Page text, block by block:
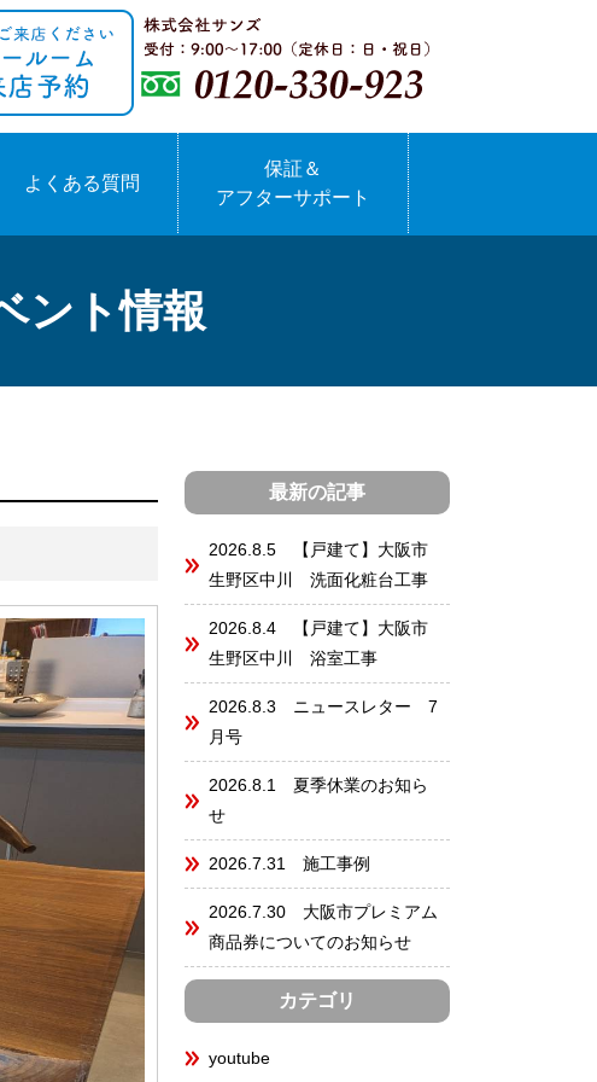
よくある質問
保証＆
アフターサポート
ント情報
最新の記事
2026.8.5 【戸建て】大阪市
生野区中川 洗面化粧台工事
2026.8.4 【戸建て】大阪市
生野区中川 浴室工事
2026.8.3 ニュースレター 7
月号
2026.8.1 夏季休業のお知ら
せ
2026.7.31 施工事例
2026.7.30 大阪市プレミアム
商品券についてのお知らせ
カテゴリ
youtube